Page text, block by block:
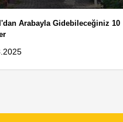
Arabayla Gidebileceğiniz 10